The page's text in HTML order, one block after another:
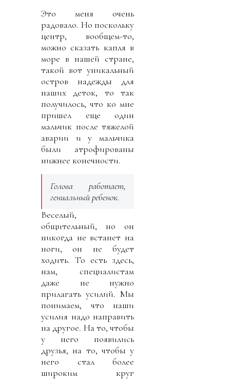
Это меня очень
радовало. Но поскольку
центр, вообщем-то,
можно сказать капля в
море в нашей стране,
такой вот уникальный
остров надежды для
наших деток, то так
получилось, что ко мне
пришел еще один
мальчик после тяжелой
аварии и у мальчика
были атрофированы
нижнее конечности.
Голова работает,
гениальный ребенок.
Веселый,
общительный, но он
никогда не встанет на
ноги, он не будет
ходить. То есть здесь,
нам, специалистам
даже не нужно
прилагать усилий. Мы
понимаем, что наши
усилия надо направить
на другое. На то, чтобы
у него появились
друзья, на то, чтобы у
него стал более
широким круг